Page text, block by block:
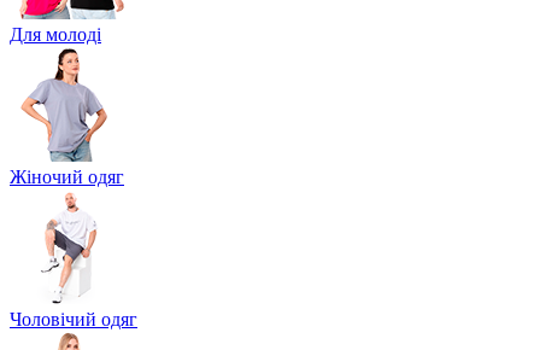
Для молоді
Жіночий одяг
Чоловічий одяг